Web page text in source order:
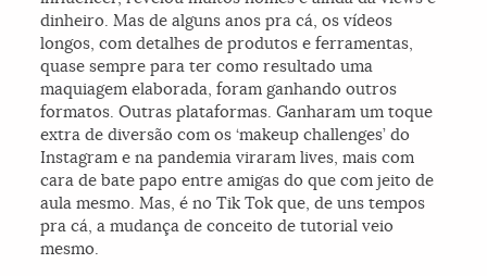
dinheiro. Mas de alguns anos pra cá, os vídeos
longos, com detalhes de produtos e ferramentas,
quase sempre para ter como resultado uma
maquiagem elaborada, foram ganhando outros
formatos. Outras plataformas. Ganharam um toque
extra de diversão com os ‘makeup challenges’ do
Instagram e na pandemia viraram lives, mais com
cara de bate papo entre amigas do que com jeito de
aula mesmo. Mas, é no Tik Tok que, de uns tempos
pra cá, a mudança de conceito de tutorial veio
mesmo.